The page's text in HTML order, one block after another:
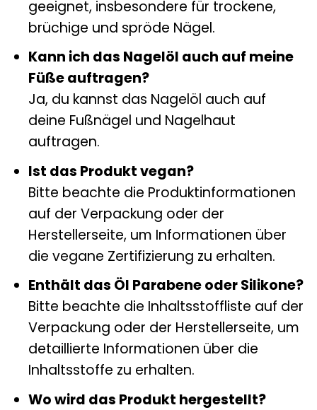
geeignet, insbesondere für trockene,
brüchige und spröde Nägel.
Kann ich das Nagelöl auch auf meine
Füße auftragen?
Ja, du kannst das Nagelöl auch auf
deine Fußnägel und Nagelhaut
auftragen.
Ist das Produkt vegan?
Bitte beachte die Produktinformationen
auf der Verpackung oder der
Herstellerseite, um Informationen über
die vegane Zertifizierung zu erhalten.
Enthält das Öl Parabene oder Silikone?
Bitte beachte die Inhaltsstoffliste auf der
Verpackung oder der Herstellerseite, um
detaillierte Informationen über die
Inhaltsstoffe zu erhalten.
Wo wird das Produkt hergestellt?